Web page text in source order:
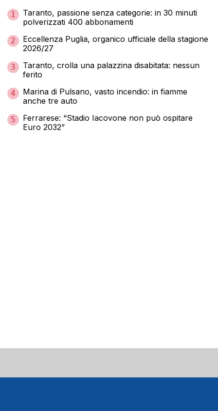
1
Taranto, passione senza categorie: in 30 minuti
polverizzati 400 abbonamenti
2
Eccellenza Puglia, organico ufficiale della stagione
2026/27
3
Taranto, crolla una palazzina disabitata: nessun
ferito
4
Marina di Pulsano, vasto incendio: in fiamme
anche tre auto
5
Ferrarese: “Stadio Iacovone non può ospitare
Euro 2032”